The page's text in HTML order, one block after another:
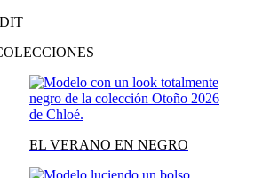
EL VERANO EN NEGRO